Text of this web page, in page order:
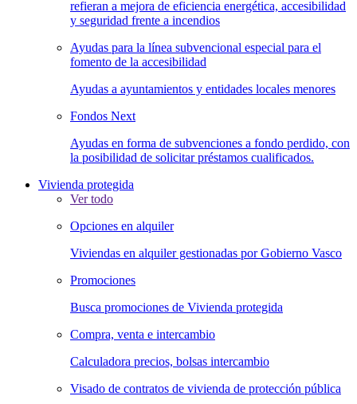
refieran a mejora de eficiencia energética, accesibilidad
y seguridad frente a incendios
Ayudas para la línea subvencional especial para el
fomento de la accesibilidad
Ayudas a ayuntamientos y entidades locales menores
Fondos Next
Ayudas en forma de subvenciones a fondo perdido, con
la posibilidad de solicitar préstamos cualificados.
Vivienda protegida
Ver todo
Opciones en alquiler
Viviendas en alquiler gestionadas por Gobierno Vasco
Promociones
Busca promociones de Vivienda protegida
Compra, venta e intercambio
Calculadora precios, bolsas intercambio
Visado de contratos de vivienda de protección pública